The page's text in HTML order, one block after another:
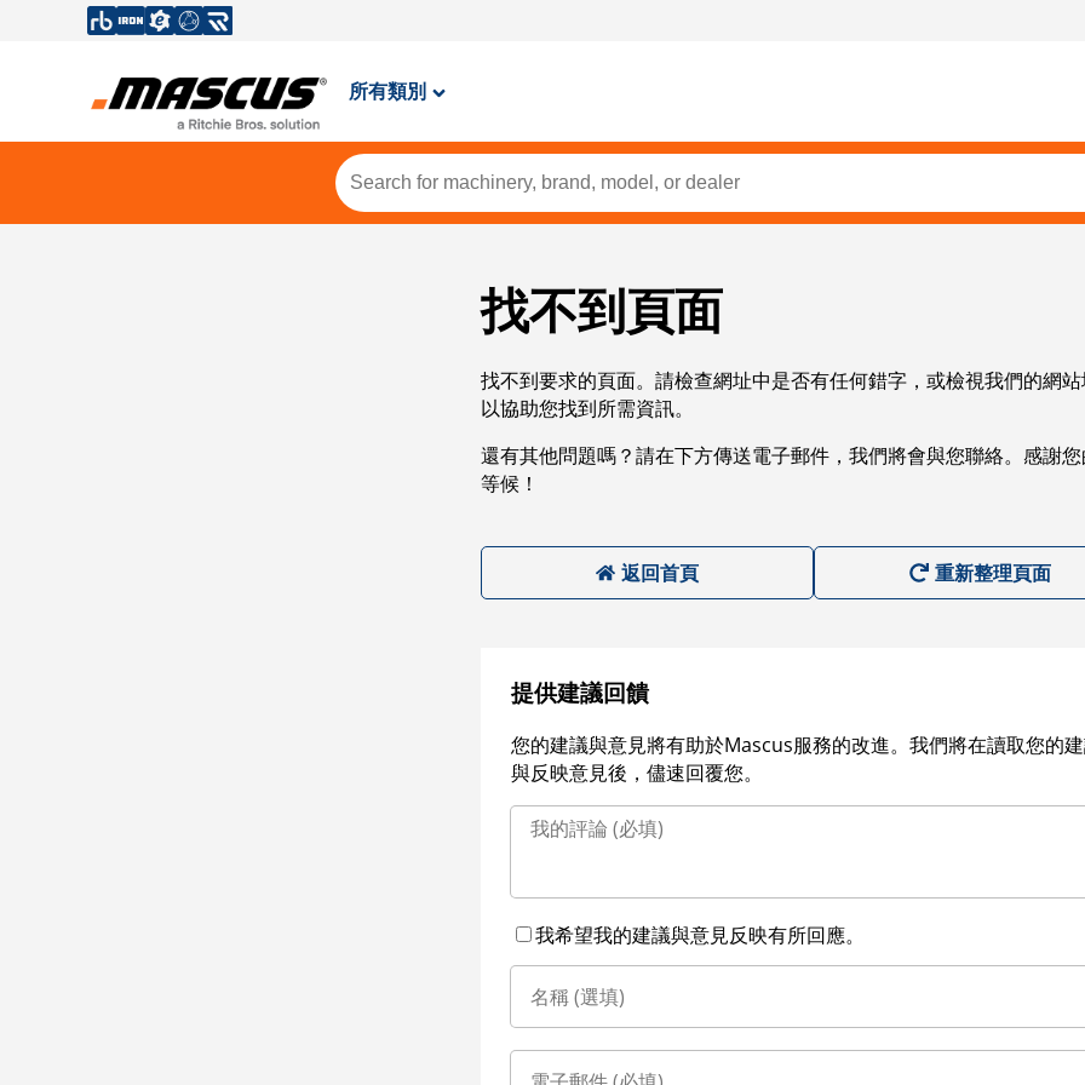
所有類別
找不到頁面
找不到要求的頁面。請檢查網址中是否有任何錯字，或檢視我們的網
以協助您找到所需資訊。
還有其他問題嗎？請在下方傳送電子郵件，我們將會與您聯絡。感謝
等候！
返回首頁 重新整理頁面
提供建議回饋
您的建議與意見將有助於Mascus服務的改進。我們將在讀取您的
與反映意見後，儘速回覆您。
我希望我的建議與意見反映有所回應。